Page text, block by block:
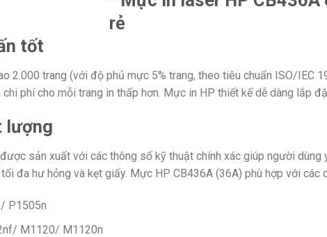
tốt
2.000 trang (với độ phủ mực 5% trang, theo tiêu chuẩn ISO/IEC
phí cho mỗi trang in thấp hơn. Mực in HP thiết kế dễ dàng lắp
lượng
sản xuất với các thông số kỹ thuật chính xác giúp người
tối đa hư hỏng và kẹt giấy. Mực HP CB436A (36A) phù hợp với các
P1505n
M1120/ M1120n